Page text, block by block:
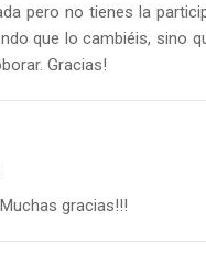
pero no tienes la
que lo cambiéis, sino
Gracias!
gracias!!!